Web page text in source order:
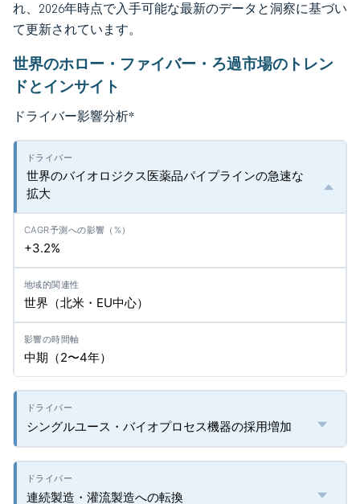
れ、2026年時点で入手可能な最新のデータと洞察に基づい
て更新されています。
世界のホロー・ファイバー・ろ過市場のトレン
ドとインサイト
ドライバー影響分析*
世界のバイオロジクス医薬品パイプラインの急速な
拡大
+3.2%
世界（北米・EU中心）
中期（2〜4年）
シングルユース・バイオプロセス機器の採用増加
連続製造・灌流製造への転換